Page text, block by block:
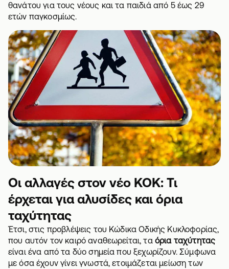
θανάτου για τους νέους και τα παιδιά από 5 έως 29
ετών παγκοσμίως.
Οι αλλαγές στον νέο ΚΟΚ: Τι
έρχεται για αλυσίδες και όρια
ταχύτητας
Έτσι, στις προβλέψεις του Κώδικα Οδικής Κυκλοφορίας,
που αυτόν τον καιρό αναθεωρείται, τα όρια ταχύτητας
είναι ένα από τα δύο σημεία που ξεχωρίζουν. Σύμφωνα
με όσα έχουν γίνει γνωστά, ετοιμάζεται μείωση των